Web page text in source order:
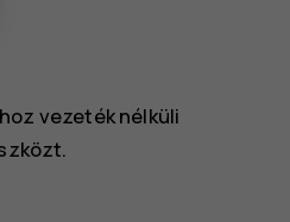
vezeték nélküli